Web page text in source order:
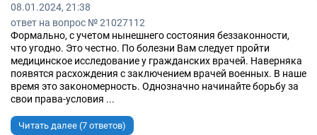
08.01.2024, 21:38
ответ на вопрос № 21027112
Формально, с учетом нынешнего состояния беззаконности,
что угодно. Это честно. По болезни Вам следует пройти
медицинское исследование у гражданских врачей. Наверняка
появятся расхождения с заключением врачей военных. В наше
время это закономерность. Однозначно начинайте борьбу за
свои права-условия ...
Читать далее (7 ответов)